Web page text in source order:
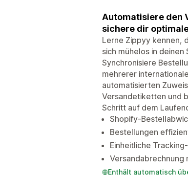
Automatisiere den
sichere dir
Lerne Zippyy kennen,
sich mühelos in
Synchronisiere
mehrerer
automatisierten
Versandetiketten und
Schritt auf dem
Shopify-
Bestellungen
Einheitliche
Enthält automatisch